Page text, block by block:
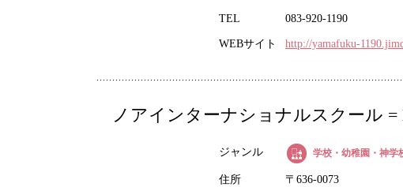
TEL 083-920-1190
WEBサイト http://yamafuku-
ノアインターナショナルスクール =
ジャンル 学校・幼稚園・神学
住所
〒636-0073